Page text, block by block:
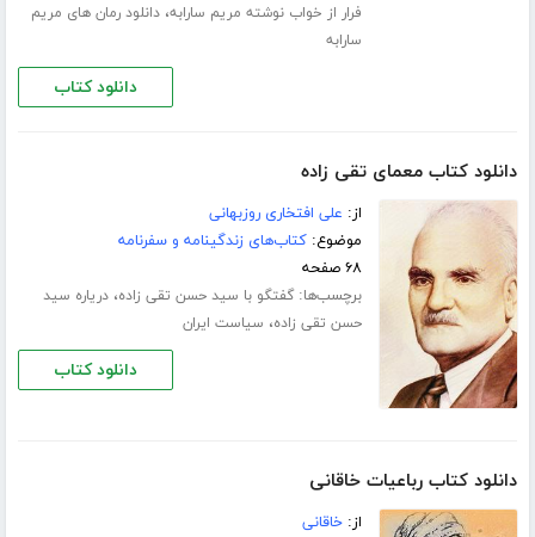
فرار از خواب نوشته مریم سارابه،دانلود رمان های مریم
سارابه
دانلود کتاب
دانلود کتاب معمای تقی زاده
از: علی افتخاری روزبهانی
موضوع:کتاب‌های زندگینامه و سفرنامه
۶۸ صفحه
برچسب‌ها:گفتگو با سید حسن تقی زاده،دریاره سید
حسن تقی زاده، سیاست ایران
دانلود کتاب
دانلود کتاب رباعیات خاقانی
از:خاقانی